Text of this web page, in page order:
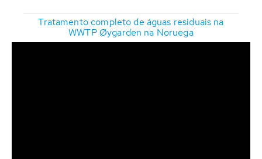
Tratamento completo de águas residuais na
WWTP Øygarden na Noruega